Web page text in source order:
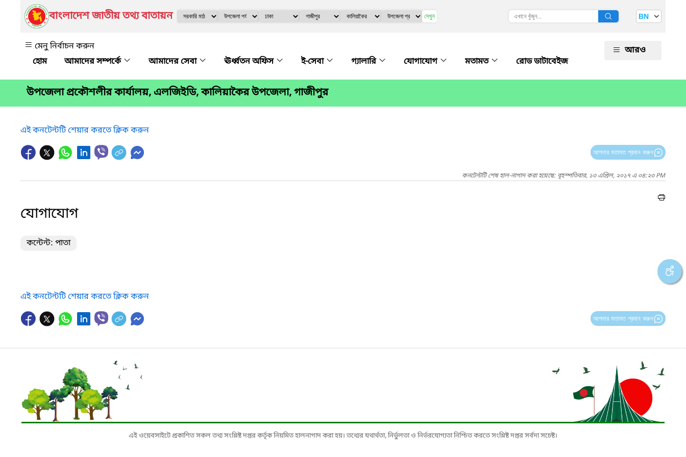
বাংলাদেশ জাতীয় তথ্য বাতায়ন দেখুন BN
মেনু নির্বাচন করুন
আমাদের সম্পর্কে
আমাদের সেবা ঊর্ধ্বতন অফিস ই-সেবা গ্যালারি যোগাযোগ মতামত রোড ডাটাবেইজ
আরও
উপজেলা প্রকৌশলীর কার্যালয়, এলজিইডি, কালিয়াকৈর উপজেলা, গাজীপুর
এই কনটেন্টটি শেয়ার করতে ক্লিক করুন
আপনার মতামত প্রদান করুন
কনটেন্টটি শেষ হাল-নাগাদ করা হয়েছে: বৃহস্পতিবার, ১৩ এপ্রিল, ২০১৭ এ ০৪:২৩ PM
যোগাযোগ
কন্টেন্ট: পাতা
এই কনটেন্টটি শেয়ার করতে ক্লিক করুন
আপনার মতামত প্রদান করুন
এই ওয়েবসাইটে প্রকাশিত সকল তথ্য সংশ্লিষ্ট দপ্তর কর্তৃক নিয়মিত হালনাগাদ করা হয়। তথ্যের যথার্থতা, নির্ভুলতা ও নির্ভরযোগ্যতা নিশ্চিত করতে সংশ্লিষ্ট দপ্তর সর্বদা সচেষ্ট।